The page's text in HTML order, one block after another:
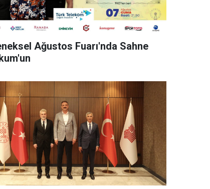
Ağustos Fuarı'nda Sahne